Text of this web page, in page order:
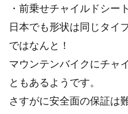
・前乗せチャイルドシート
日本でも形状は同じタイ
ではなんと！
マウンテンバイクにチャ
ともあるようです。
さすがに安全面の保証は